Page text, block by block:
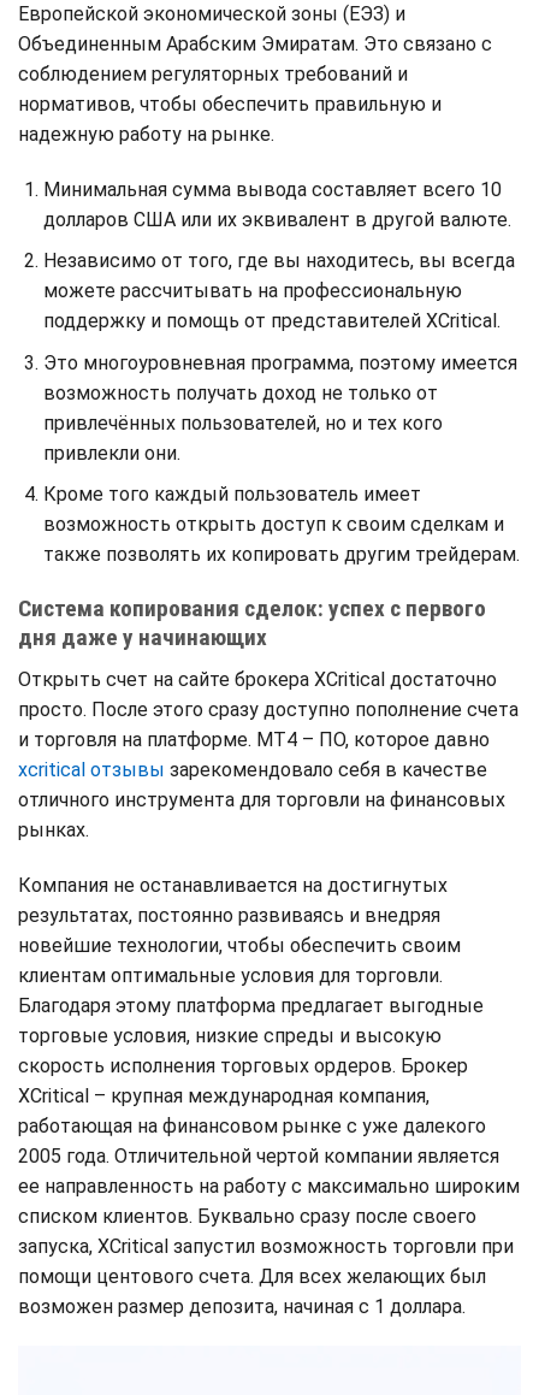
Европейской экономической зоны (ЕЭЗ) и
Объединенным Арабским Эмиратам. Это связано с
соблюдением регуляторных требований и
нормативов, чтобы обеспечить правильную и
надежную работу на рынке.
Минимальная сумма вывода составляет всего 10
долларов США или их эквивалент в другой валюте.
Независимо от того, где вы находитесь, вы всегда
можете рассчитывать на профессиональную
поддержку и помощь от представителей XCritical.
Это многоуровневная программа, поэтому имеется
возможность получать доход не только от
привлечённых пользователей, но и тех кого
привлекли они.
Кроме того каждый пользователь имеет
возможность открыть доступ к своим сделкам и
также позволять их копировать другим трейдерам.
Система копирования сделок: успех с первого
дня даже у начинающих
Открыть счет на сайте брокера XCritical достаточно
просто. После этого сразу доступно пополнение счета
и торговля на платформе. MT4 – ПО, которое давно
xcritical отзывы зарекомендовало себя в качестве
отличного инструмента для торговли на финансовых
рынках.
Компания не останавливается на достигнутых
результатах, постоянно развиваясь и внедряя
новейшие технологии, чтобы обеспечить своим
клиентам оптимальные условия для торговли.
Благодаря этому платформа предлагает выгодные
торговые условия, низкие спреды и высокую
скорость исполнения торговых ордеров. Брокер
XCritical – крупная международная компания,
работающая на финансовом рынке с уже далекого
2005 года. Отличительной чертой компании является
ее направленность на работу с максимально широким
списком клиентов. Буквально сразу после своего
запуска, XCritical запустил возможность торговли при
помощи центового счета. Для всех желающих был
возможен размер депозита, начиная с 1 доллара.